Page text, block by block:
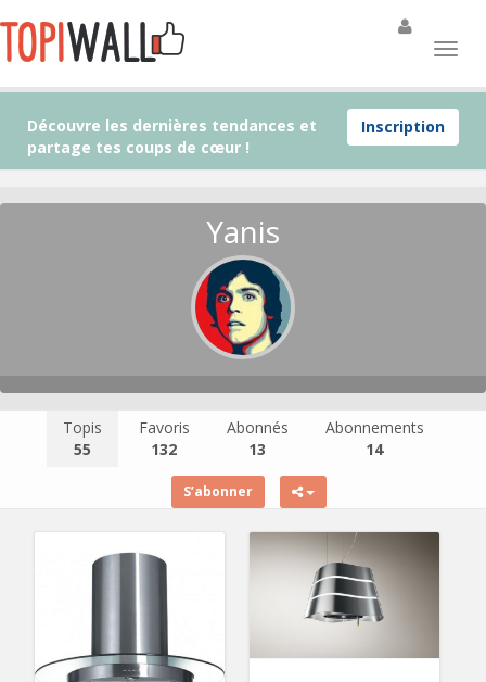
Inscription
Découvre les dernières tendances et
partage tes coups de cœur !
Yanis
Topis
55
Favoris
132
Abonnés
13
Abonnements
14
S’abonner